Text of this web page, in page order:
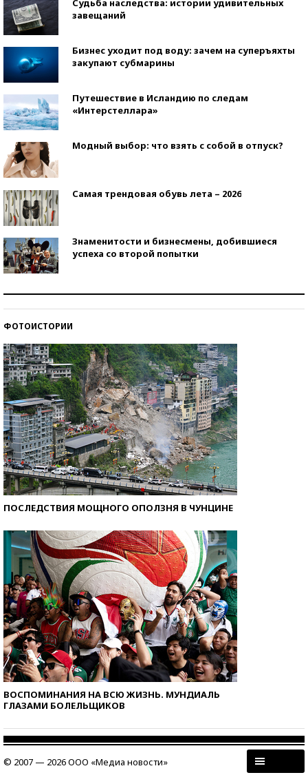
завещаний
Бизнес уходит под воду: зачем на суперъяхты
закупают субмарины
Путешествие в Исландию по следам
«Интерстеллара»
Модный выбор: что взять с собой в отпуск?
Самая трендовая обувь лета – 2026
Знаменитости и бизнесмены, добившиеся
успеха со второй попытки
ФОТОИСТОРИИ
ПОСЛЕДСТВИЯ МОЩНОГО ОПОЛЗНЯ В ЧУНЦИНЕ
ВОСПОМИНАНИЯ НА ВСЮ ЖИЗНЬ. МУНДИАЛЬ
ГЛАЗАМИ БОЛЕЛЬЩИКОВ
© 2007 — 2026 ООО «Медиа новости»